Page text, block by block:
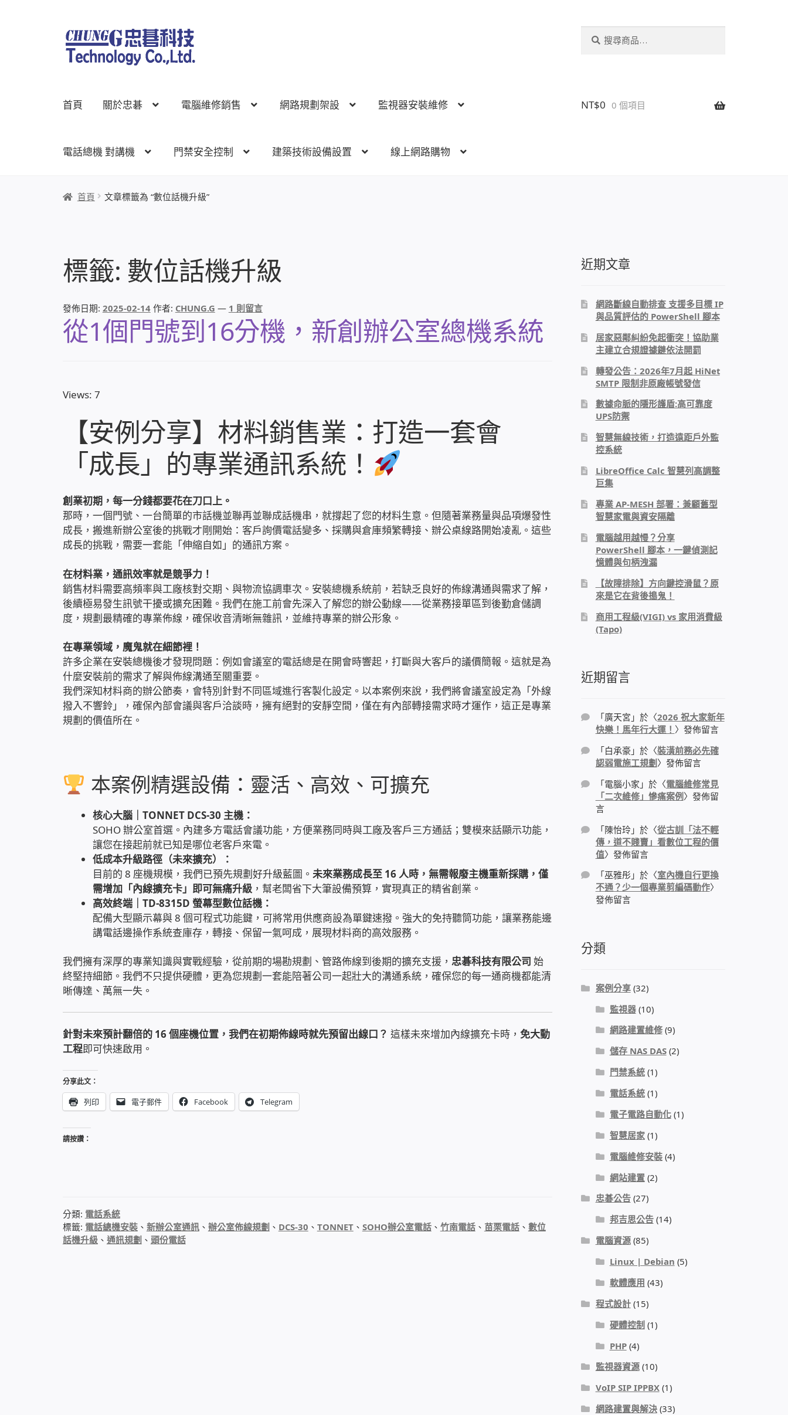
跳
至
導
跳
至
主
容
首頁 關於忠碁 電腦維修銷售 網路規劃架設 監視器安裝維修
電話總機 對講機 門禁安全控制 建築技術設備設置 線上網路購物
首頁關於忠碁電腦維修銷售網路規劃架設
NT$0 0 個項目
首頁 文章標籤為 “數位話機升級”
標籤: 數位話機升級
發佈日期: 2025-02-14 作者: CHUNG.G — 1 則留言
從1個門號到16分機，新創辦公室總機系統
Views: 7
【安例分享】材料銷售業：打造一套會
「成長」的專業通訊系統！
創業初期，每一分錢都要花在刀口上。
那時，一個門號、一台簡單的市話機並聯再並聯成話機串，就撐起了您的材料生意。但隨著業務量與品項爆發性
成長，搬進新辦公室後的挑戰才剛開始：客戶詢價電話變多、採購與倉庫頻繁轉接、辦公桌線路開始凌亂。這些
成長的挑戰，需要一套能「伸縮自如」的通訊方案。
在材料業，通訊效率就是競爭力！
銷售材料需要高頻率與工廠核對交期、與物流協調車次。安裝總機系統前，若缺乏良好的佈線溝通與需求了解，
後續極易發生訊號干擾或擴充困難。我們在施工前會先深入了解您的辦公動線——從業務接單區到後勤倉儲調
度，規劃最精確的專業佈線，確保收音清晰無雜訊，並維持專業的辦公形象。
在專業領域，魔鬼就在細節裡！
許多企業在安裝總機後才發現問題：例如會議室的電話總是在開會時響起，打斷與大客戶的議價簡報。這就是為
什麼安裝前的需求了解與佈線溝通至關重要。
我們深知材料商的辦公節奏，會特別針對不同區域進行客製化設定。以本案例來說，我們將會議室設定為「外線
撥入不響鈴」，確保內部會議與客戶洽談時，擁有絕對的安靜空間，僅在有內部轉接需求時才運作，這正是專業
規劃的價值所在。
本案例精選設備：靈活、高效、可擴充
核心大腦｜TONNET DCS-30 主機：
SOHO 辦公室首選。內建多方電話會議功能，方便業務同時與工廠及客戶三方通話；雙模來話顯示功能，
讓您在接起前就已知是哪位老客戶來電。
低成本升級路徑（未來擴充）：
目前的 8 座機規模，我們已預先規劃好升級藍圖。 未來業務成長至 16 人時，無需報廢主機重新採購，僅
需增加「內線擴充卡」即可無痛升級，幫老闆省下大筆設備預算，實現真正的精省創業。
高效終端｜TD-8315D 螢幕型數位話機：
配備大型顯示幕與 8 個可程式功能鍵，可將常用供應商設為單鍵速撥。強大的免持聽筒功能，讓業務能邊
講電話邊操作系統查庫存，轉接、保留一氣呵成，展現材料商的高效服務。
我們擁有深厚的專業知識與實戰經驗，從前期的場勘規劃、管路佈線到後期的擴充支援， 忠碁科技有限公司 始
終堅持細節。我們不只提供硬體，更為您規劃一套能陪著公司一起壯大的溝通系統，確保您的每一通商機都能清
晰傳達、萬無一失。
針對未來預計翻倍的 16 個座機位置，我們在初期佈線時就先預留出線口？ 這樣未來增加內線擴充卡時， 免大動
工程即可快速啟用。
分享此文：
列印 電子郵件 Facebook Telegram
請按讚：
分類: 電話系統
標籤: 電話總機安裝、 新辦公室通訊、 辦公室佈線規劃 、 DCS-30 、 TONNET、 SOHO辦公室電話、 竹南電話、 苗栗電話、 數位
話機升級、 通訊規劃 、 頭份電話
近期文章
網路斷線自動排查 支援多目標 IP
與品質評估的 PowerShell 腳本
居家惡鄰糾紛免起衝突！協助業
主建立合規證據鏈依法開罰
轉發公告：2026年7月起 HiNet
SMTP 限制非原廠帳號發信
數據命脈的隱形護盾:高可靠度
UPS防禦
智慧無線技術，打造遠距戶外監
控系統
LibreOffice Calc 智慧列高調整
巨集
專業 AP-MESH 部署：兼顧舊型
智慧家電與資安隔離
電腦越用越慢？分享
PowerShell 腳本，一鍵偵測記
憶體與句柄洩漏
【故障排除】方向鍵控滑鼠？原
來是它在背後搗鬼！
商用工程級(VIGI) vs 家用消費級
(Tapo)
近期留言
「廣天宮 」於〈2026 祝大家新年
快樂！馬年行大運！ 〉發佈留言
「白承豪 」於〈裝潢前務必先確
認弱電施工規劃〉發佈留言
「電腦小家 」於〈電腦維修常見
「二次維修」慘痛案例〉發佈留
言
「陳怡玲」於〈從古訓「法不輕
傳，道不賤賣」看數位工程的價
值〉發佈留言
「巫雅彤 」於〈室內機自行更換
不通？少一個專業剪編碼動作〉
發佈留言
分類
案例分享(32)
監視器(10)
網路建置維修(9)
儲存 NAS DAS(2)
門禁系統(1)
電話系統(1)
電子電路自動化(1)
智慧居家(1)
電腦維修安裝(4)
網站建置(2)
忠碁公告(27)
邦吉思公告(14)
電腦資源(85)
Linux | Debian (5)
軟體應用 (43)
程式設計(15)
硬體控制(1)
PHP(4)
監視器資源(10)
VoIP SIP IPPBX(1)
網路建置與解決(33)